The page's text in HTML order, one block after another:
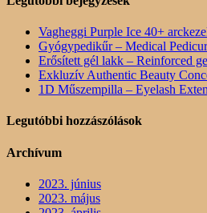
Vagheggi Purple Ice 40+
Gyógypedikűr – Medical
Erősített gél lakk – Reinforced
Exkluzív Authentic Beauty
1D Műszempilla – Eyelash
Legutóbbi hozzászólások
Archívum
2023. június
2023. május